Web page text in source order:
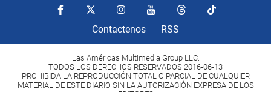
Contactenos RSS
Las Américas Multimedia Group LLC.
TODOS LOS DERECHOS RESERVADOS 2016-06-13
PROHIBIDA LA REPRODUCCIÓN TOTAL O PARCIAL DE CUALQUIER
MATERIAL DE ESTE DIARIO SIN LA AUTORIZACIÓN EXPRESA DE LOS